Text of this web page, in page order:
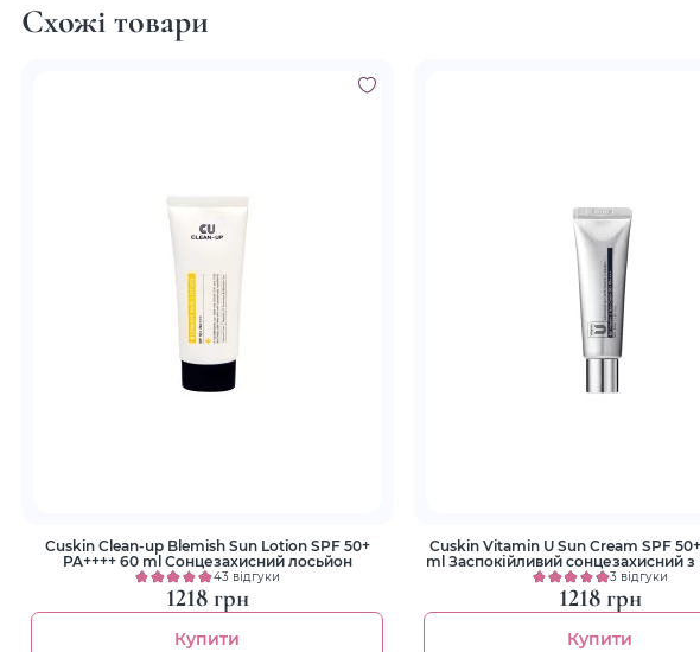
Схожі товари
Cuskin Clean-up Blemish Sun Lotion SPF 50+
PA++++ 60 ml Cонцезахисний лосьйон
43 відгуки
1218 грн
Купити
Cuskin Vitamin U Sun Cream SPF
ml Заспокійливий сонцезахисний з вітаміном
U та пептидами
3 відгуки
1218 грн
Купити